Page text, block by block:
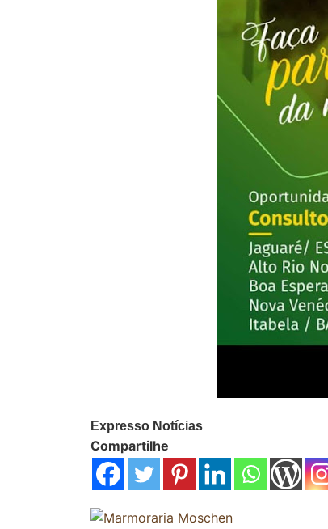
Expresso Notícias
Compartilhe